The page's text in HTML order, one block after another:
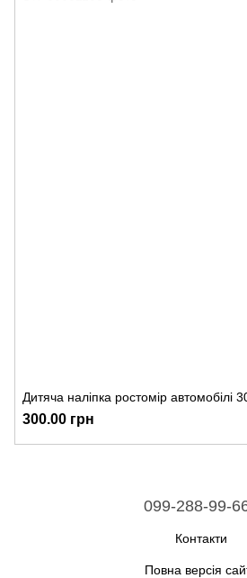
Дитяча наліпка ростомір автомобілі
300.00 грн
099-288-99-
Контакти
Повна версія